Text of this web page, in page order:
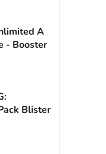
A
- Booster
Blister